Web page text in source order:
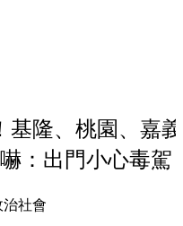
隆、桃園、嘉義
：出門小心毒駕
社會